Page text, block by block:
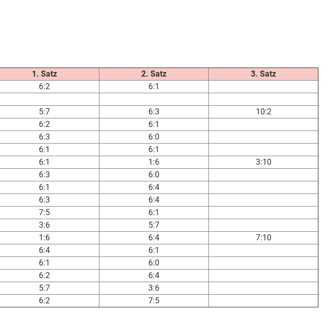
1. Satz 2. Satz
3. Satz
6:2
6:1
5:7 6:3
10:2
6:2
6:1
6:3
6:0
6:1
6:1
6:1 1:6
3:10
6:3
6:0
6:1
6:4
6:3
6:4
7:5
6:1
3:6
5:7
1:6 6:4
7:10
6:4
6:1
6:1
6:0
6:2
6:4
5:7
3:6
6:2 7:5